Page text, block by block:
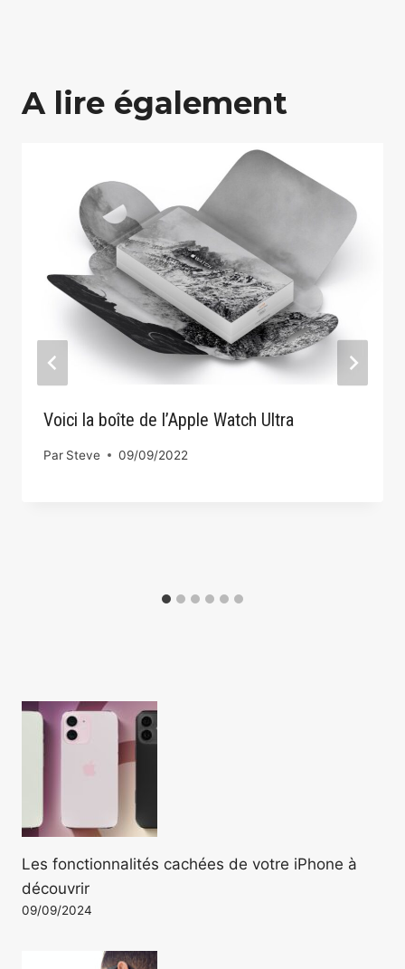
A lire également
Voici la boîte de l’Apple Watch Ultra
Par Steve 09/09/2022
Les fonctionnalités cachées de votre iPhone à
découvrir
09/09/2024